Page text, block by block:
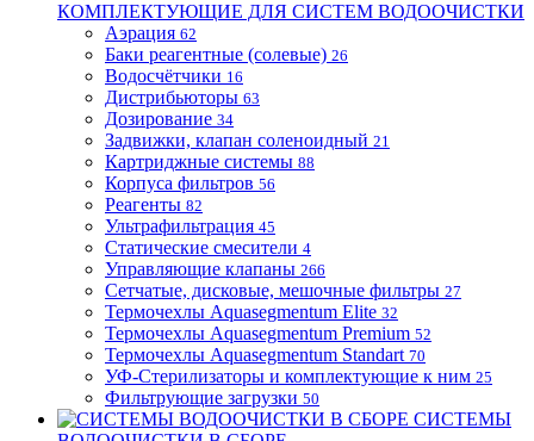
КОМПЛЕКТУЮЩИЕ ДЛЯ СИСТЕМ ВОДООЧИСТКИ
Аэрация 62
Баки реагентные (солевые) 26
Водосчётчики 16
Дистрибьюторы 63
Дозирование 34
Задвижки, клапан соленоидный 21
Картриджные системы 88
Корпуса фильтров 56
Реагенты 82
Ультрафильтрация 45
Статические смесители 4
Управляющие клапаны 266
Сетчатые, дисковые, мешочные фильтры 27
Термочехлы Aquasegmentum Elite 32
Термочехлы Aquasegmentum Premium 52
Термочехлы Aquasegmentum Standart 70
УФ-Стерилизаторы и комплектующие к ним 25
Фильтрующие загрузки 50
СИСТЕМЫ